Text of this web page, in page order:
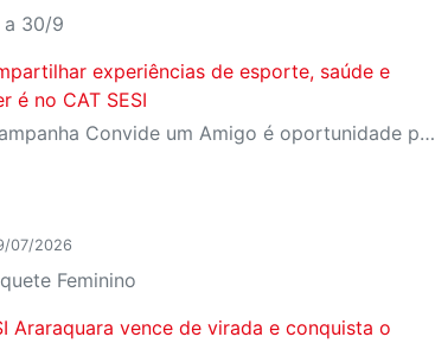
30/9
experiências de esporte, saúde e
é no CAT SESI
A campanha Convide um Amigo é oportunidade para reunir amigos para aproveitar juntos toda estrutura da unidade SESI-SP mais próxima. Os benefícios para clientes e convidados estão no regulamento
07/2026
Feminino
Araraquara vence de virada e conquista o